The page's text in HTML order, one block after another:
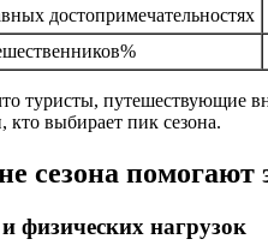
достопримечательностях
туристы, путешествующие
выбирает пик сезона.
сезона
физических нагрузок